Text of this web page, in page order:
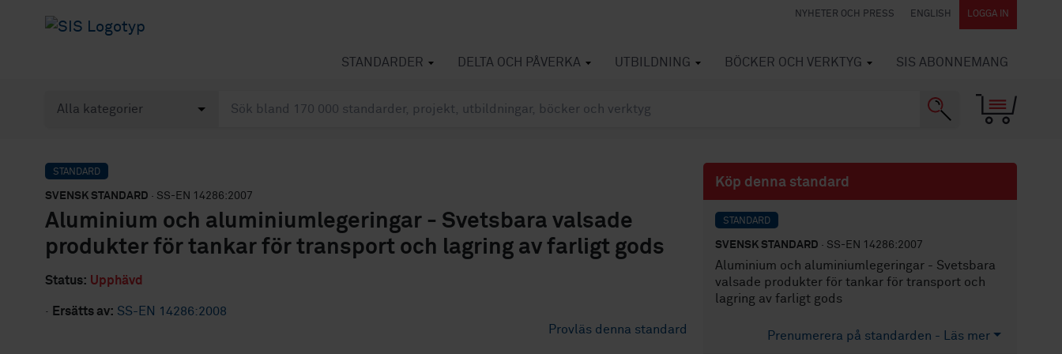
NYHETER OCH PRESS ENGLISH LOGGA IN
STANDARDER DELTA OCH PÅVERKA UTBILDNING BÖCKER OCH VERKTYG SIS ABONNEMANG
STANDARD
SVENSK STANDARD · SS-EN 14286:2007
Aluminium och aluminiumlegeringar - Svetsbara valsade
produkter för tankar för transport och lagring av farligt gods
Status: Upphävd
· Ersätts av: SS-EN 14286:2008
Provläs denna standard
Köp denna standard
STANDARD
SVENSK STANDARD · SS-EN 14286:2007
Aluminium och aluminiumlegeringar - Svetsbara
valsade produkter för tankar för transport och
lagring av farligt gods
Prenumerera på standarden - Läs mer